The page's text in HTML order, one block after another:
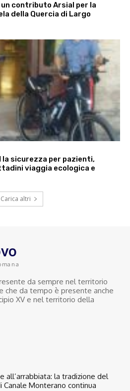
contributo Arsial per la
della Quercia di Largo
la sicurezza per pazienti,
viaggia ecologica e
Carica altri
da sempre nel territorio
che da tempo è presente anche
XV e nel territorio della
all’arrabbiata: la tradizione del
Canale Monterano continua